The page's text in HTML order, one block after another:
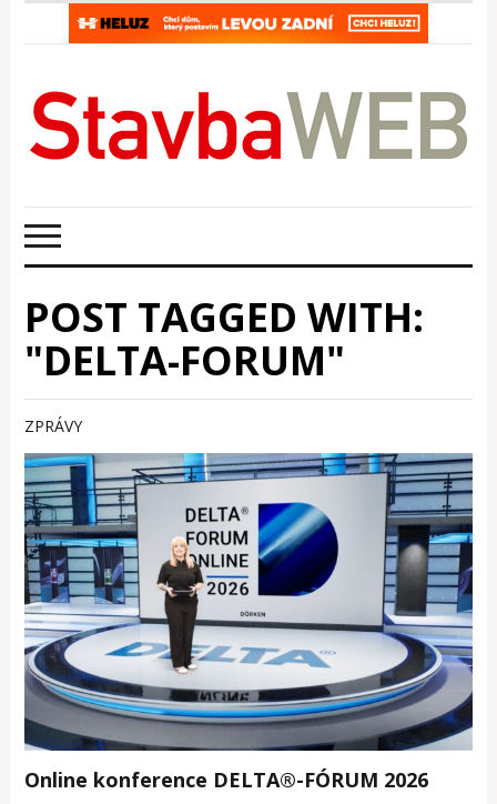
POST TAGGED WITH:
"DELTA-FORUM"
ZPRÁVY
Online konference DELTA®-FÓRUM 2026